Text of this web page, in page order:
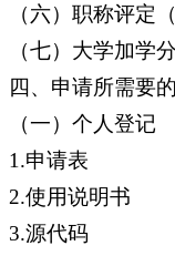
（六）职称评定
（七）大学加学分
四、申请所需要
（一）个人登记
1.申请表
2.使用说明书
3.源代码